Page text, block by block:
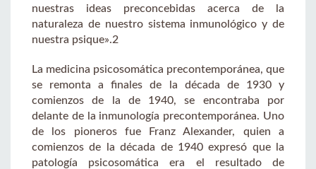
nuestras ideas preconcebidas acerca de la
naturaleza de nuestro sistema inmunológico y de
nuestra psique».2
La medicina psicosomática precontemporánea, que
se remonta a finales de la década de 1930 y
comienzos de la de 1940, se encontraba por
delante de la inmunología precontemporánea. Uno
de los pioneros fue Franz Alexander, quien a
comienzos de la década de 1940 expresó que la
patología psicosomática era el resultado de